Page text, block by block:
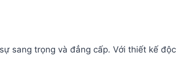
sang trọng và đẳng cấp. Với thiết kế